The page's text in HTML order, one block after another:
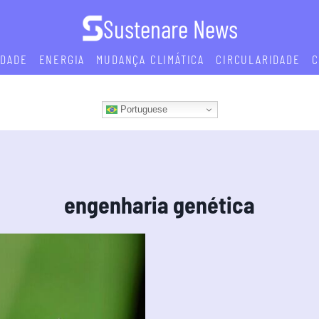
Sustenare News
ENERGIA MUDANÇA CLIMÁTICA CIRCULARIDADE
Portuguese
engenharia genética